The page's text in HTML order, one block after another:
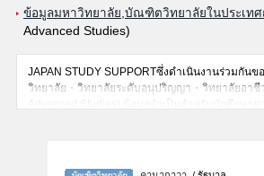
ข้อมูลมหาวิทยาลัย,บัณฑิตวิทยาลัยในประเท
Advanced Studies)
JAPAN STUDY SUPPORTซึ่งดำเนินงานร่วมกั
วิทยาลัย・วิทยาลัยระดับอนุปริญญา・วิทยาลัยอาชี
Advanced Studies),ข้อมูลจำเป็นสำหรับนักศึกษา